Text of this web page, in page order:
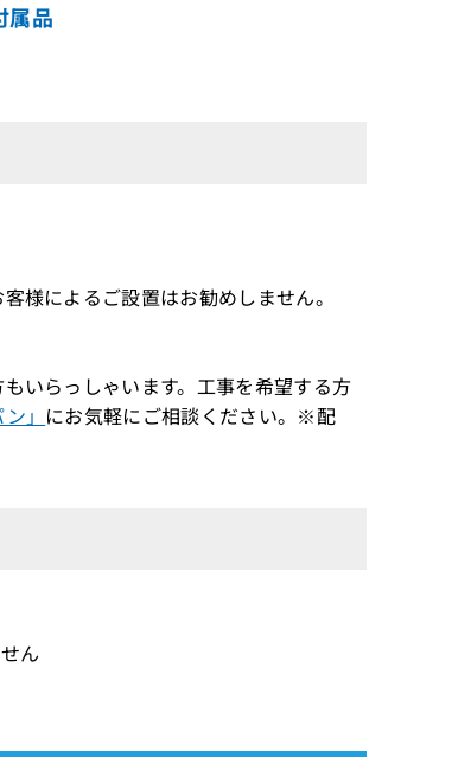
属品
によるご設置はお勧めしません。
いらっしゃいます。工事を希望する方
」 にお気軽にご相談ください。※配
ん